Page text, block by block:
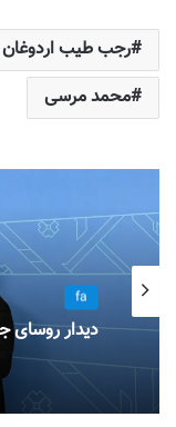
رجب طیب اردوغان
محمد مرسی
fa
دیدار روسای